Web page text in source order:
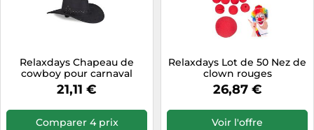
Relaxdays Chapeau de
cowboy pour carnaval
10024992-46 adulte unisexe
noir
21,11 €
Comparer 4 prix
Relaxdays Lot de 50 Nez de
clown rouges
26,87 €
Voir l'offre